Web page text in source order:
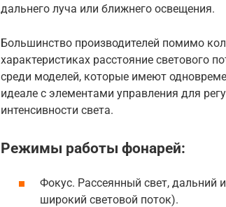
дальнего луча или ближнего освещения.
Большинство производителей помимо
характеристиках расстояние светового
среди моделей, которые имеют
идеале с элементами управления для
интенсивности света.
Режимы работы фонарей:
Фокус. Рассеянный свет, дальний
широкий световой поток).